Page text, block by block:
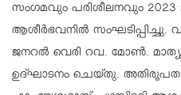
സംഗമവും പരിശീലനവും
ആശീർഭവനിൽ സംഘടിപ്പിച്ചു.
ജനറൽ വെരി റവ. മോൺ. മാത്യു
ഉദ്ഘാടനം ചെയ്തു. അതിരൂപത